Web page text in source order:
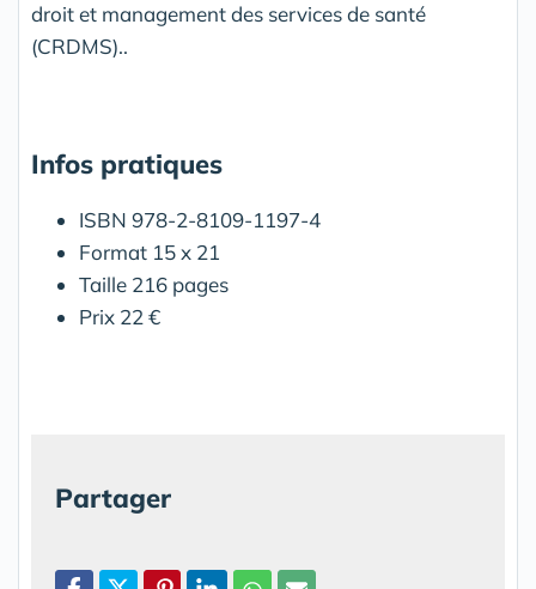
droit et management des services de santé
(CRDMS)..
Infos pratiques
ISBN 978-2-8109-1197-4
Format 15 x 21
Taille 216 pages
Prix 22 €
Partager